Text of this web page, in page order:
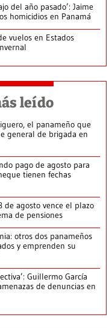
del año pasado’: Jaime
homicidios en Panamá
vuelos en Estados
leído
el panameño que
general de brigada en
pago de agosto para
tienen fechas
de agosto vence el plazo
de pensiones
otros dos panameños
y emprenden su
Guillermo García
de denuncias en